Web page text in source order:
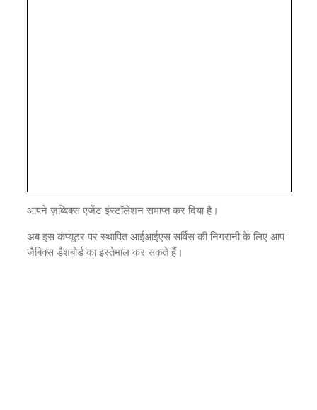
आपने ज़ब्बिक्स एजेंट इंस्टॉलेशन समाप्त कर दिया है।
अब इस कंप्यूटर पर स्थापित आईआईएस सर्विस की निगरानी के लिए आप
जैबिक्स डैशबोर्ड का इस्तेमाल कर सकते हैं।